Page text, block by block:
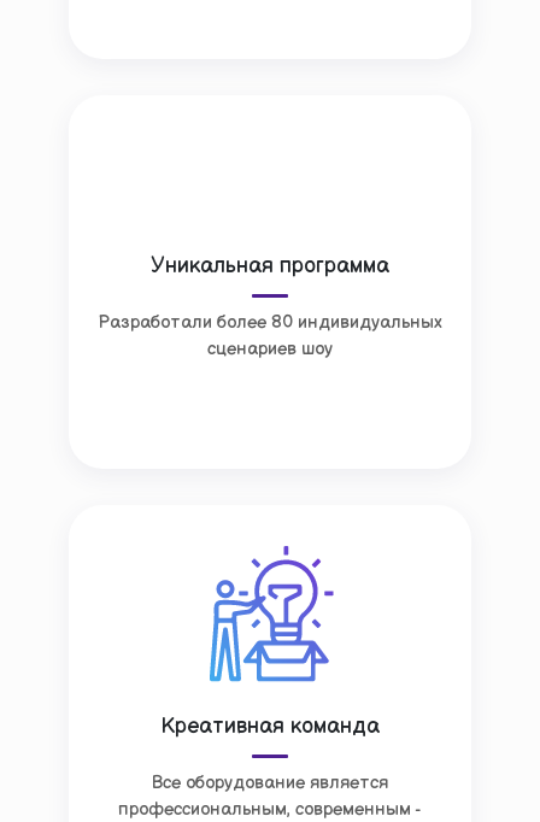
Уникальная программа
Разработали более 80 индивидуальных
сценариев шоу
Креативная команда
Все оборудование является
профессиональным, современным -